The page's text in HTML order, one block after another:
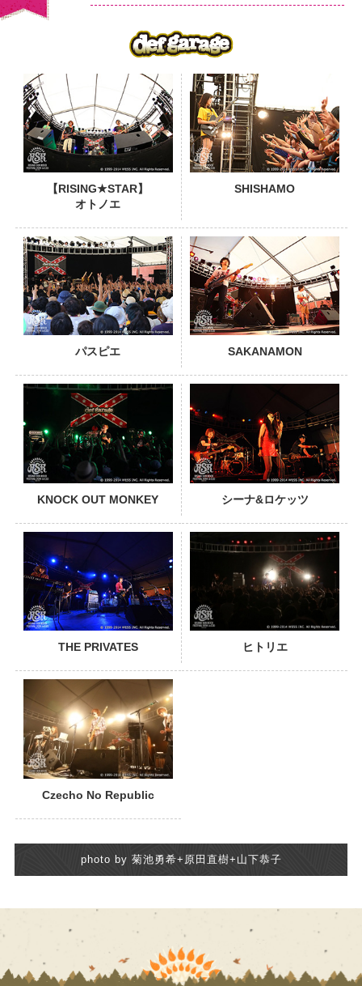
【RISING★STAR】
オトノエ
SHISHAMO
PHOTO
パスピエ SAKANAMON
PHOTO
KNOCK OUT MONKEY シーナ&ロケッツ
PHOTO
THE PRIVATES ヒトリエ
PHOTO
Czecho No Republic
photo by 菊池勇希+原田直樹+山下恭子